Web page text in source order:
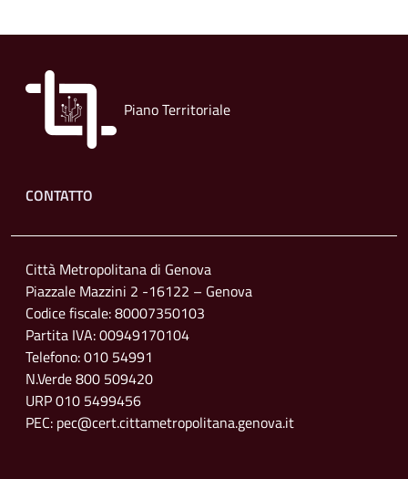
Piano Territoriale
Footer menu
CONTATTO
Città Metropolitana di Genova
Piazzale Mazzini 2 -16122 – Genova
Codice fiscale: 80007350103
Partita IVA: 00949170104
Telefono: 010 54991
N.Verde 800 509420
URP 010 5499456
PEC: pec@cert.cittametropolitana.genova.it